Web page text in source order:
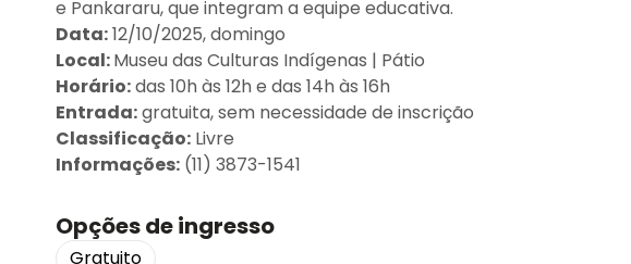
e Pankararu, que integram a equipe educativa.
Data:12/10/2025, domingo
Local:Museu das Culturas Indígenas | Pátio
Horário:das 10h às 12h e das 14h às 16h
Entrada:gratuita, sem necessidade de inscrição
Classificação: Livre
Informações: (11) 3873-1541
Opções de ingresso
Gratuito